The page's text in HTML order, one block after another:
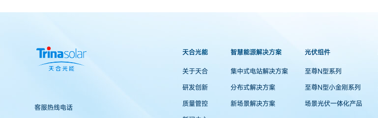
客服热线电话
天合光能
关于天合
研发创新
质量管控
智慧能源解决方案
集中式电站解决方案
分布式解决方案
新场景解决方案
光伏组件
至尊N型系列
至尊N型小金刚系列
场景光伏一体化产品